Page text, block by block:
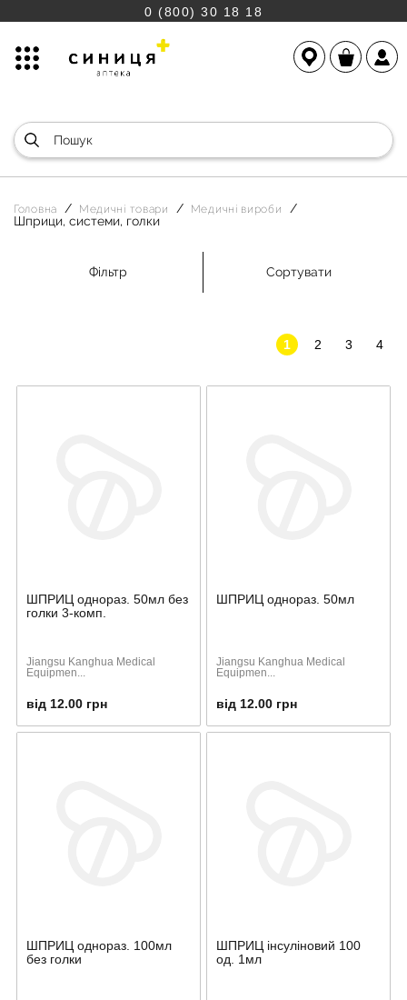
0 (800) 30 18 18
Головна Медичні товари Медичні вироби
Шприци, системи, голки
Фільтр Сортувати
1 2 3 4
ШПРИЦ однораз. 50мл без
голки 3-комп.
Jiangsu Kanghua Medical
Equipmen...
від 12.00 грн
ШПРИЦ однораз. 50мл
Jiangsu Kanghua Medical
Equipmen...
від 12.00 грн
ШПРИЦ однораз. 100мл
без голки
ШПРИЦ інсуліновий 100
од. 1мл